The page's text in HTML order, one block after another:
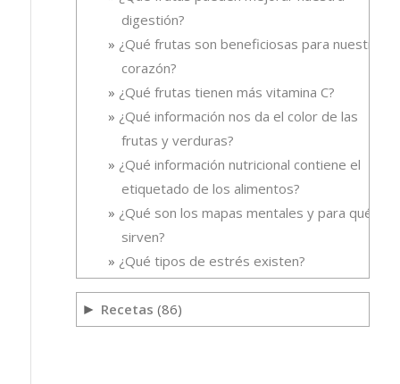
digestión?
¿Qué frutas son beneficiosas para nuestro
corazón?
¿Qué frutas tienen más vitamina C?
¿Qué información nos da el color de las
frutas y verduras?
¿Qué información nutricional contiene el
etiquetado de los alimentos?
¿Qué son los mapas mentales y para qué
sirven?
¿Qué tipos de estrés existen?
► Recetas (86)